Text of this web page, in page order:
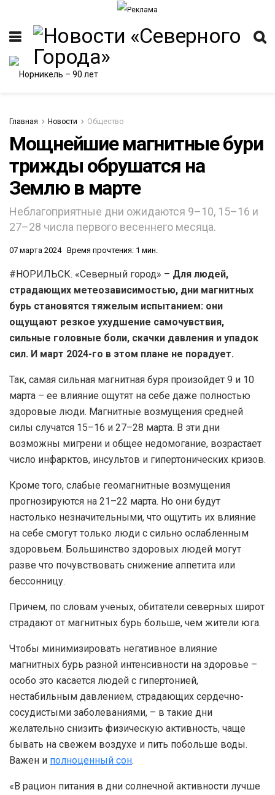
Главная Новости Общество
Мощнейшие магнитные бури
трижды обрушатся на
Землю в марте
Неблагоприятные дни ожидаются 9–10, 15–16 и
27–28 числа первого весеннего месяца.
07 марта 2024 Время прочтения: 1 мин.
#НОРИЛЬСК. «Северный город» – Для людей,
страдающих метеозависимостью, дни магнитных
бурь становятся тяжелым испытанием: они
ощущают резкое ухудшение самочувствия,
сильные головные боли, скачки давления и упадок
сил. И март 2024-го в этом плане не порадует.
Так, самая сильная магнитная буря произойдет 9 и 10
марта – ее влияние ощутят на себе даже полностью
здоровые люди. Магнитные возмущения средней
силы случатся 15–16 и 27–28 марта. В эти дни
возможны мигрени и общее недомогание, возрастает
число инфарктов, инсультов и гипертонических кризов.
Кроме того, слабые геомагнитные возмущения
прогнозируются на 21–22 марта. Но они будут
настолько незначительными, что ощутить их влияние
на себе смогут только люди с сильно ослабленным
здоровьем. Большинство здоровых людей могут
разве что почувствовать снижение аппетита или
бессонницу.
Причем, по словам ученых, обитатели северных широт
страдают от магнитных бурь больше, чем жители юга.
Чтобы минимизировать негативное влияние
магнитных бурь разной интенсивности на здоровье –
особо это касается людей с гипертонией,
нестабильным давлением, страдающих сердечно-
сосудистыми заболеваниями, – в такие дни
желательно снизить физическую активность, чаще
бывать на свежем воздухе и пить побольше воды.
Важен и полноценный сон.
«В рацион питания в дни солнечной активности лучше